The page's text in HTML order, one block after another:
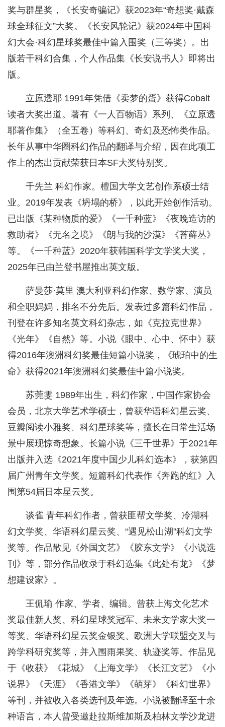
奖与群星奖，《长安奇骗记》获2023年“奇想奖·戴森
球全球征文”大奖。《长安风轮记》获2024年中国科
幻大会·科幻星球奖最佳中篇入围奖（三等奖）。出
版若干科幻合集，个人作品集《长安说书人》即将出
版。
立原透耶 1991年凭借《卖梦的蛋》获得Cobalt
读者大奖出道。著有《一人百物语》系列、《立原透
耶著作集》（全五卷）等科幻、奇幻及恐怖类作品。
长年从事中华圈科幻作品的翻译与介绍，因在此项工
作上的杰出贡献荣获日本SF大奖特别奖。
千先兰 科幻作家。檀国大学文艺创作系硕士结
业。2019年发表《坍塌的桥》，以此开始创作活动。
已出版《某种物质的爱》《一千种蓝》《夜晚造访的
救助者》《无名之境》《朗与我的沙漠》《苔藓丛》
等。《一千种蓝》2020年获韩国科学文学奖大奖，
2025年已由兰登书屋推出英文版。
萨曼莎·莫里 澳大利亚科幻作家、数学家、演员
和全职妈妈，排名不分先后。发表过多篇科幻作品，
刊登在许多知名英文科幻杂志，如《克拉克世界》
《光年》《自然》等。小说《眼中、心中、怀中》获
得2016年澳洲科幻奖最佳短篇小说奖，《琥珀中的生
命》获得2021年澳洲科幻奖最佳中篇小说奖。
苏莞雯 1989年出生，科幻作家，中国作家协会
会员，北京大学艺术学硕士，曾获华语科幻星云奖、
豆瓣阅读小雅奖、科幻星球奖等，擅长在日常生活场
景中展现惊奇想象。长篇小说《三千世界》于2021年
出版并入选《2021年度中国少儿科幻选本》，获第四
届广州青年文学奖。短篇科幻代表作《奔跑的红》入
围第54届日本星云奖。
谈雀 青年科幻作者，曾获匪帮文学奖、冷湖科
幻文学奖、华语科幻星云奖、“遇见松山湖”科幻文学
奖等。作品散见《外国文艺》《胶东文学》《小说选
刊》等，部分作品收录于科幻选集《此处有龙》《梦
想建设家》。
王侃瑜 作家、学者、编辑。曾获上海文化艺术
奖最佳新人奖、科幻星球奖冠军、未来文学家大奖一
等奖、华语科幻星云奖金银奖、欧洲大学联盟交叉与
跨学科研究奖等，并入围雨果奖、轨迹奖等。作品见
于《收获》《花城》《上海文学》《长江文艺》《小
说界》《天涯》《香港文学》《萌芽》《科幻世界》
等刊，并被收入各类选刊及年选。小说被翻译至十余
种语言，本人曾受邀赴拉斯维加斯及柏林文学沙龙进